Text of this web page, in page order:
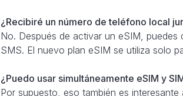
¿Recibiré un número de teléfono local
No. Después de activar un eSIM,
SMS. El nuevo plan eSIM se utiliza solo
¿Puedo usar simultáneamente eSIM y
Por supuesto, eso también es